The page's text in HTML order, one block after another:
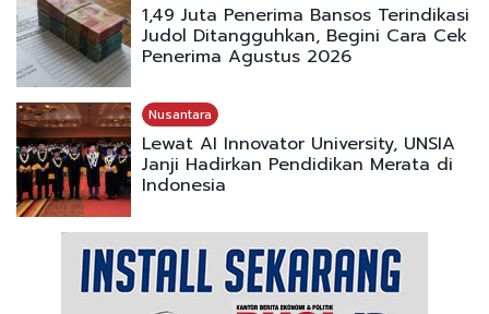
1,49 Juta Penerima Bansos Terindikasi
Judol Ditangguhkan, Begini Cara Cek
Penerima Agustus 2026
Nusantara
Lewat AI Innovator University, UNSIA
Janji Hadirkan Pendidikan Merata di
Indonesia